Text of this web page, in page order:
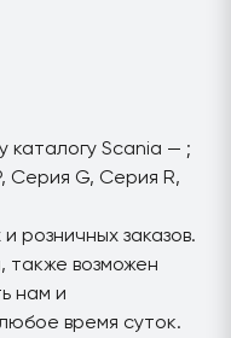
каталогу Scania — ;
Серия G, Серия R,
розничных заказов.
также возможен
нам и
время суток.